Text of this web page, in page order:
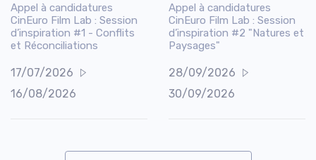
Appel à candidatures
CinEuro Film Lab : Session
d’inspiration #1 - Conflits
et Réconciliations
17/07/2026
16/08/2026
Appel à candidatures
CinEuro Film Lab : Session
d’inspiration #2 "Natures et
Paysages"
28/09/2026
30/09/2026